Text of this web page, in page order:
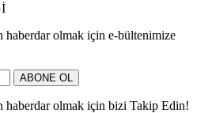
olmak için e-bültenimize
ABONE OL
haberdar olmak için bizi Takip Edin!